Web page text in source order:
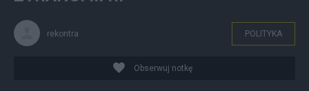
rekontra POLITYKA
Obserwuj notkę